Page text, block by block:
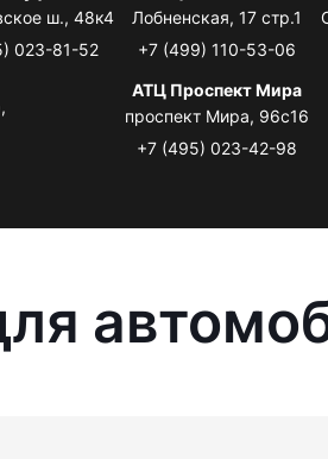
ш., 48к4
023-81-52
Лобненская, 17 стр.1
+7 (499) 110-53-06
АТЦ Проспект Мира
проспект Мира, 96с16
+7 (495) 023-42-98